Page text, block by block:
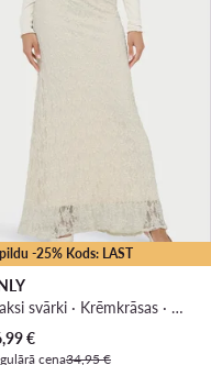
-25% Kods: LAST
Maksi svārki · Krēmkrāsas · Maxi
cena
€
cena34,95 €